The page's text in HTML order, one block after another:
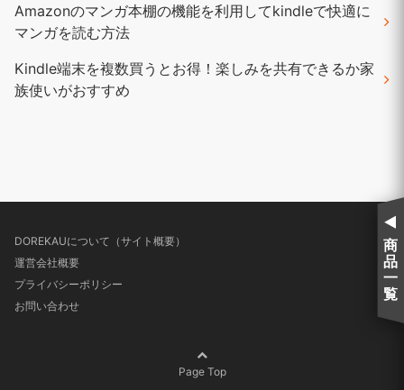
商
品
一
覧
Amazonのマンガ本棚の機能を利用してkindleで快適に
マンガを読む方法
Kindle端末を複数買うとお得！楽しみを共有できるか家
族使いがおすすめ
DOREKAUについて（サイト概要）
運営会社概要
プライバシーポリシー
お問い合わせ
Page Top